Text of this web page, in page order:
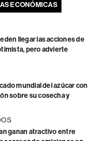
ECONÓMICAS
llegar las acciones de
pero advierte
mundial del azúcar con
sobre su cosecha y
ganan atractivo entre